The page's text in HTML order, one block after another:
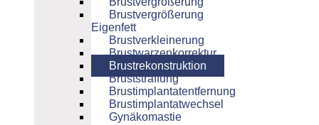
Brustvergrößerung
Eigenfett
Brustverkleinerung
Brustwarzenkorrektur
Brustrekonstruktion
Bruststraffung
Brustimplantatentfernung
Brustimplantatwechsel
Gynäkomastie